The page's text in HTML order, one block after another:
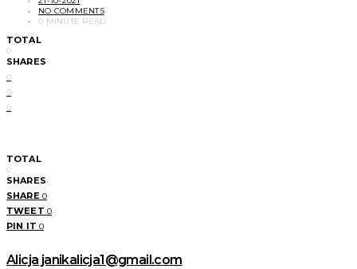
NO COMMENTS
0 MINUTE READ
TOTAL
0
SHARES
0
0
0
TOTAL
0
SHARES
SHARE 0
TWEET 0
PIN IT 0
Alicja janikalicja1@gmail.com